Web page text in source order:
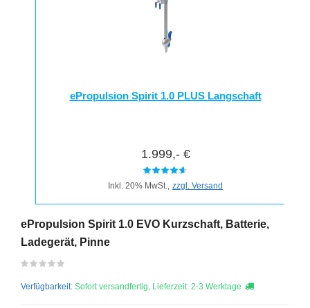
ePropulsion Spirit 1.0 PLUS Langschaft
1.999,- €
Inkl. 20% MwSt., zzgl. Versand
ePropulsion Spirit 1.0 EVO Kurzschaft, Batterie,
Ladegerät, Pinne
Verfügbarkeit: Sofort versandfertig, Lieferzeit: 2-3 Werktage